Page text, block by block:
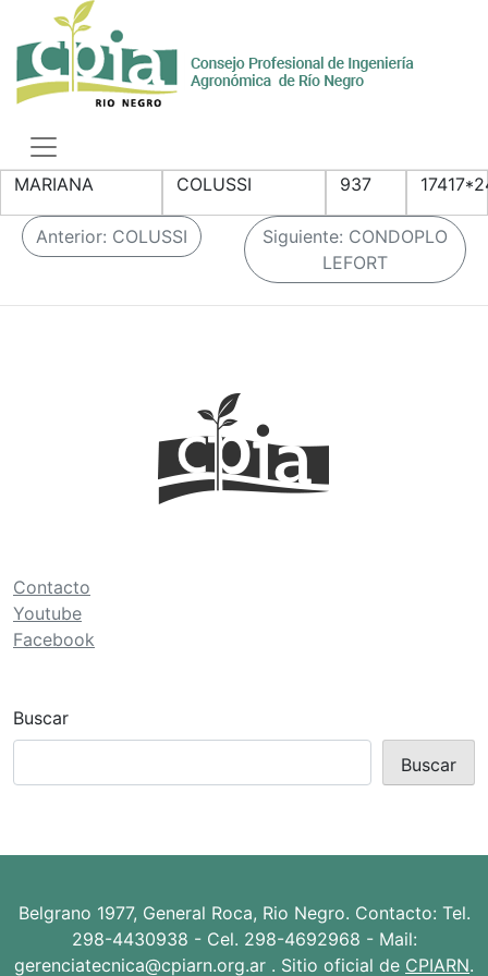
to
content
Toggle
navigation
MARIANA COLUSSI 937
N
a
e
e
n
r
d
s
Anterior: COLUSSI Siguiente: CONDOPLO
LEFORT
Contacto
Youtube
Facebook
Buscar
Buscar
Belgrano 1977, General Roca, Rio Negro. Contacto: Tel.
298-4430938 - Cel. 298-4692968 - Mail:
gerenciatecnica@cpiarn.org.ar . Sitio oficial de CPIARN.